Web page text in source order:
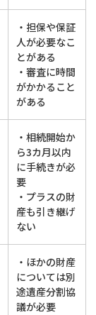
・担保や保証
人が必要なこ
とがある
・審査に時間
がかかること
がある
・相続開始か
ら3カ月以内
に手続きが必
要
・プラスの財
産も引き継げ
ない
・ほかの財産
については別
途遺産分割協
議が必要